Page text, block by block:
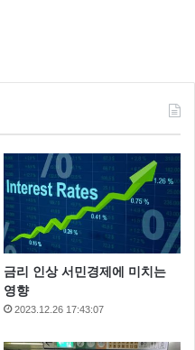
금리 인상 서민경제에 미치는
영향
2023.12.26 17:43:07